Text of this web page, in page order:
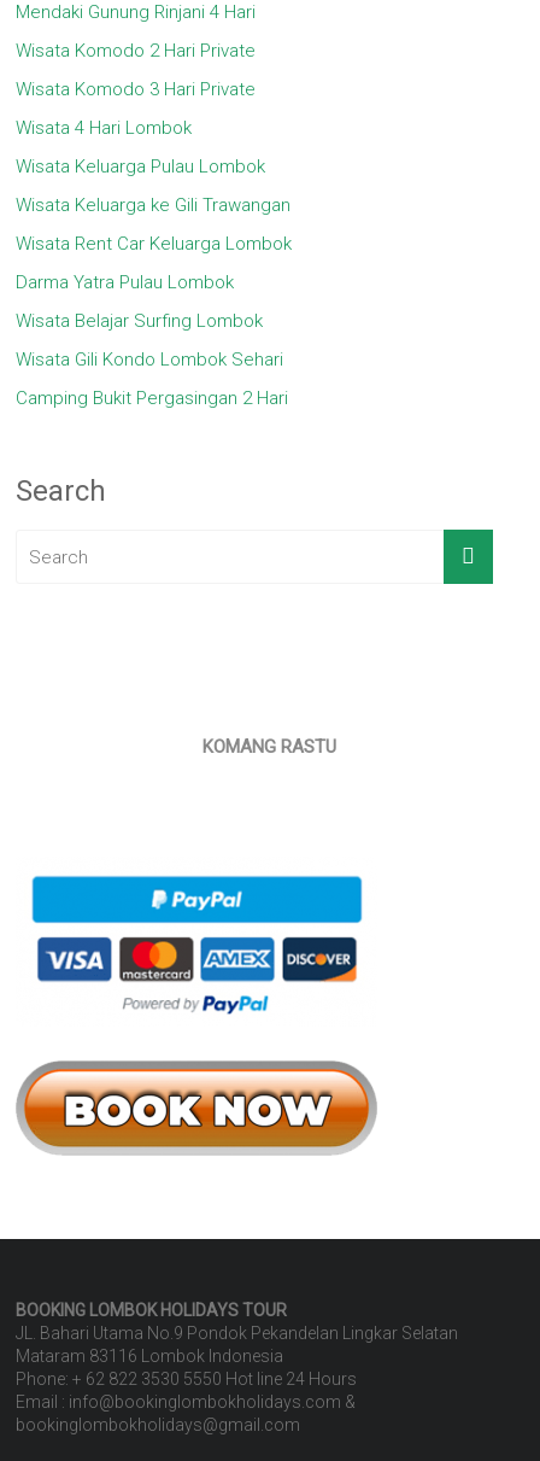
Mendaki Gunung Rinjani 4 Hari
Wisata Komodo 2 Hari Private
Wisata Komodo 3 Hari Private
Wisata 4 Hari Lombok
Wisata Keluarga Pulau Lombok
Wisata Keluarga ke Gili Trawangan
Wisata Rent Car Keluarga Lombok
Darma Yatra Pulau Lombok
Wisata Belajar Surfing Lombok
Wisata Gili Kondo Lombok Sehari
Camping Bukit Pergasingan 2 Hari
Search
KOMANG RASTU
BOOKING LOMBOK HOLIDAYS TOUR
JL. Bahari Utama No.9 Pondok Pekandelan Lingkar Selatan
Mataram 83116 Lombok Indonesia
Phone: + 62 822 3530 5550 Hot line 24 Hours
Email : info@bookinglombokholidays.com &
bookinglombokholidays@gmail.com